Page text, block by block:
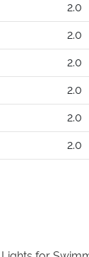
2.0
2.0
2.0
2.0
2.0
2.0